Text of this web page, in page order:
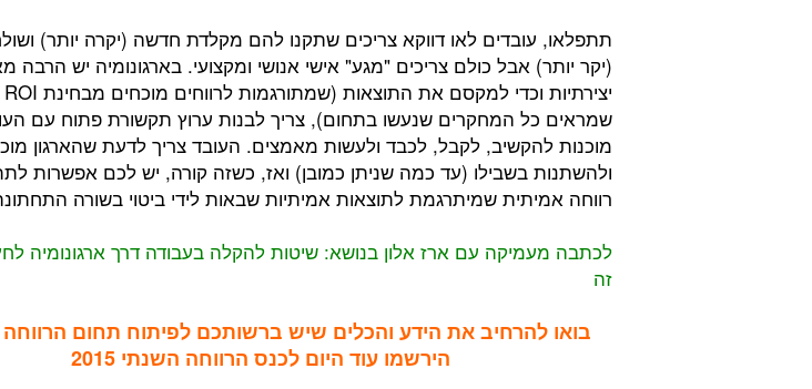
תתפלאו, עובדים לאו דווקא צריכים שתקנו להם מקלדת חדשה (יקרה יותר)
(יקר יותר) אבל כולם צריכים "מגע" אישי אנושי ומקצועי. בארגונומיה יש הרבה
שמראים כל המחקרים שנעשו בתחום), צריך לבנות ערוץ תקשורת פתוח עם
מוכנות להקשיב, לקבל, לכבד ולעשות מאמצים. העובד צריך לדעת שהארגון
ולהשתנות בשבילו (עד כמה שניתן כמובן) ואז, כשזה קורה, יש לכם אפשרות
רווחה אמיתית שמיתרגמת לתוצאות אמיתיות שבאות לידי ביטוי בשורה
לכתבה מעמיקה עם ארז אלון בנושא: שיטות להקלה בעבודה דרך ארגונומיה
זה
בואו להרחיב את הידע והכלים שיש ברשותכם לפיתוח תחום הרווחה
הירשמו עוד היום לכנס הרווחה השנתי 2015